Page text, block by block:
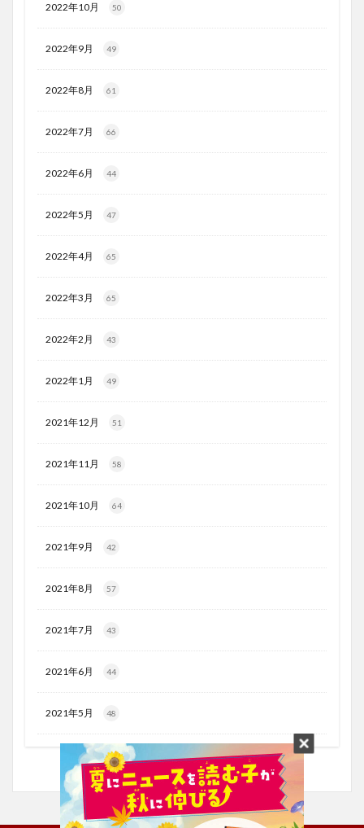
2022年10月 50
2022年9月 49
2022年8月 61
2022年7月 66
2022年6月 44
2022年5月 47
2022年4月 65
2022年3月 65
2022年2月 43
2022年1月 49
2021年12月 51
2021年11月 58
2021年10月 64
2021年9月 42
2021年8月 57
2021年7月 43
2021年6月 44
2021年5月 48